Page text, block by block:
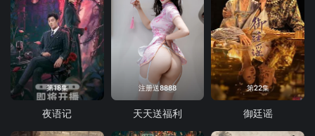
第18集
夜语记
注册送8888
天天送福利
第22集
御廷谣